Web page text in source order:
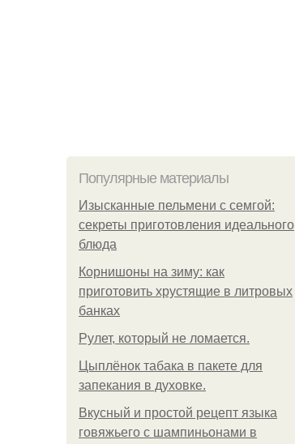
Популярные материалы
Изысканные пельмени с семгой:
секреты приготовления идеального
блюда
Корнишоны на зиму: как
приготовить хрустящие в литровых
банках
Рулет, который не ломается.
Цыплёнок табака в пакете для
запекания в духовке.
Вкусный и простой рецепт языка
говяжьего с шампиньонами в